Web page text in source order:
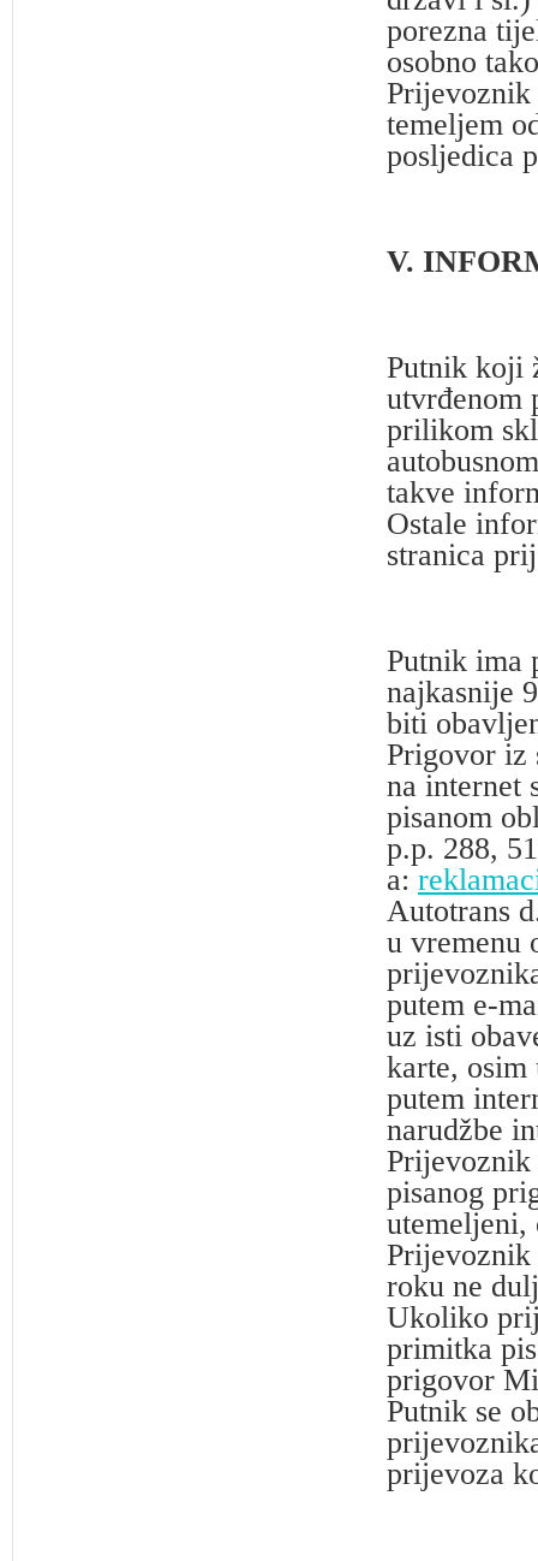
porezna
osobno
Prijevoznik
temeljem
posljedica
V.
Putnik koji
utvrđenom
prilikom
takve
Ostale
stranica
Putnik ima
najkasnije
biti
Prigovor iz
na internet
pisanom
p.p. 288,
a:
Autotrans
u vremenu
putem e-
uz isti
karte, osim
putem
narudžbe
Prijevoznik
pisanog
Prijevoznik
roku ne
Ukoliko
primitka
prigovor
Putnik se
prijevoza